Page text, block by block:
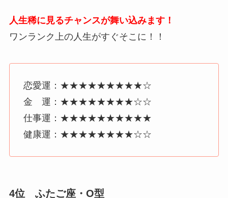
人生稀に見るチャンスが舞い込みます！
ワンランク上の人生がすぐそこに！！
恋愛運：★★★★★★★★★☆
金 運：★★★★★★★★☆☆
仕事運：★★★★★★★★★★
健康運：★★★★★★★★☆☆
4位 ふたご座・O型